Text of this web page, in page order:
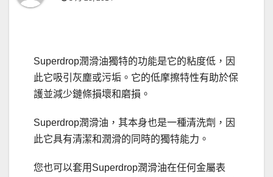
Superdrop潤滑油獨特的功能是它的粘度低，因
此它吸引灰塵或污垢。它的低摩擦特性有助於保
護並減少鏈條損壞和磨損。
Superdrop潤滑油，其本身也是一種清洗劑，因
此它具有清潔和潤滑的同時的獨特能力。
您也可以套用Superdrop潤滑油在任何金屬表